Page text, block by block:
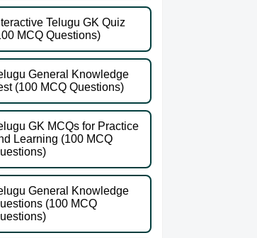
Telugu GK Quiz
MCQ Questions)
General Knowledge
(100 MCQ Questions)
GK MCQs for Practice
Learning (100 MCQ
General Knowledge
(100 MCQ